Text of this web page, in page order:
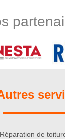
votre toit, mais
Artois
En effet, si le
sont en
Réparation de